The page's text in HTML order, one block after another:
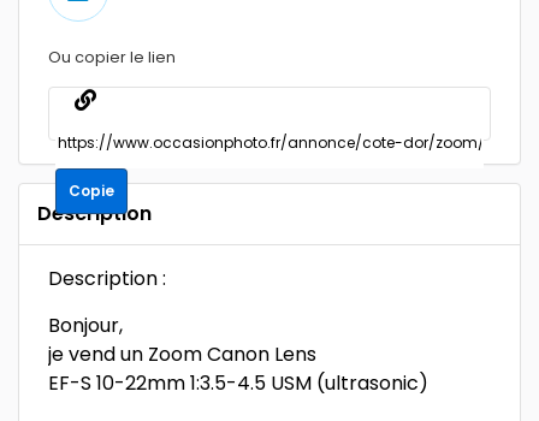
Ou copier le lien
Copie
Description
Description :
Bonjour,
je vend un Zoom Canon Lens
EF-S 10-22mm 1:3.5-4.5 USM (ultrasonic)